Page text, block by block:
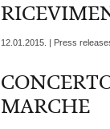
12.01.2015. | Press
MARCHE